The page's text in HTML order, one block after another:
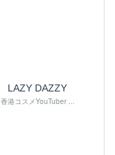
LAZY DAZZY
香港コスメYouTuber ...